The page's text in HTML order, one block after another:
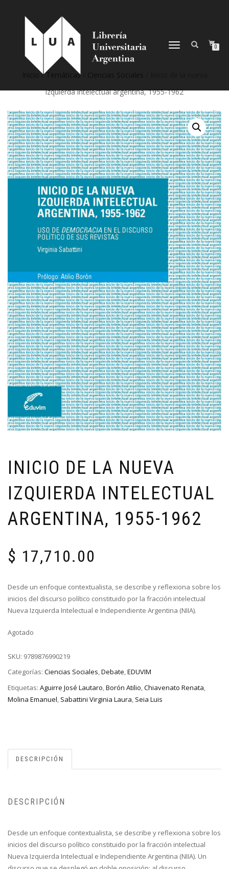
NAVEGACIÓN
0
/Temáticas/
izquierda intelectual argentina, 1955-1962
INICIO DE LA NUEVA
IZQUIERDA INTELECTUAL
ARGENTINA, 1955-1962
$ 17,710.00
Desde un enfoque contextualista, se describe y reflexiona sobre los
inicios del discurso político constituido por la fracción intelectual
Nueva Izquierda Intelectual e Independiente Argentina (NIIA).
Agotado
SKU: 9789876990219
Categorías: Ciencias Sociales,Debate,EDUVIM
Etiquetas: Aguirre José Lautaro,Borón Atilio,Chiavenato Renata,
Molina Emanuel, Sabattini Virginia Laura, Seia Luis
DESCRIPCIÓN
DESCRIPCIÓN
Desde un enfoque contextualista, se describe y reflexiona sobre los
inicios del discurso político constituido por la fracción intelectual
Nueva Izquierda Intelectual e Independiente Argentina (NIIA). Un